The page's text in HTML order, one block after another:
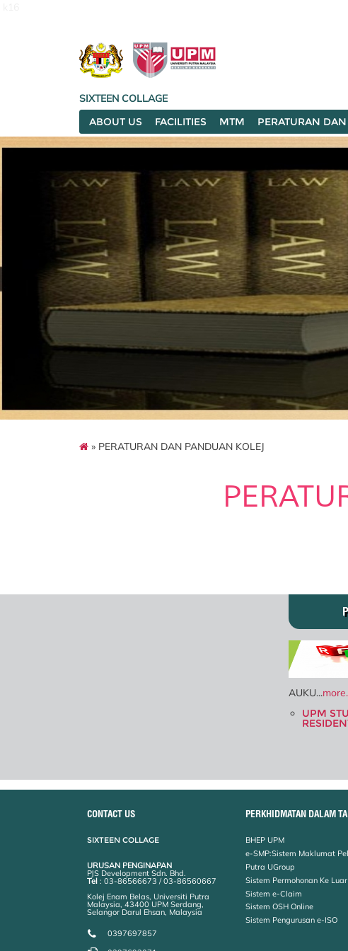
SIXTEEN COLLAGE
ABOUT US
FACILITIES MTM PERATURAN
» PERATURAN DAN PANDUAN KOLEJ
AUKU...
UPM
CONTACT US
SIXTEEN COLLAGE
URUSAN PENGINAPAN
PJS Development Sdn. Bhd.
Tel : 03-86566673 / 03-86560667
Kolej Enam Belas, Universiti Putra
Malaysia, 43400 UPM Serdang,
Selangor Darul Ehsan, Malaysia
0397697857
PERKHIDMATAN DALAM
BHEP UPM
e-SMP:Sistem Maklumat
Putra UGroup
Sistem Permohonan Ke
Sistem e-Claim
Sistem OSH Online
Sistem Pengurusan e-ISO